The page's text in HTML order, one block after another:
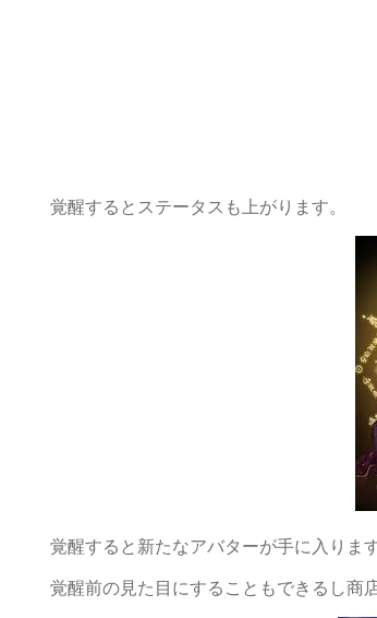
覚醒するとステータスも上がります。
覚醒すると新たなアバターが手に入ります
覚醒前の見た目にすることもできるし商店